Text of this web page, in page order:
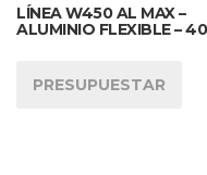
LÍNEA W450 AL MAX –
ALUMINIO FLEXIBLE –
PRESUPUESTAR